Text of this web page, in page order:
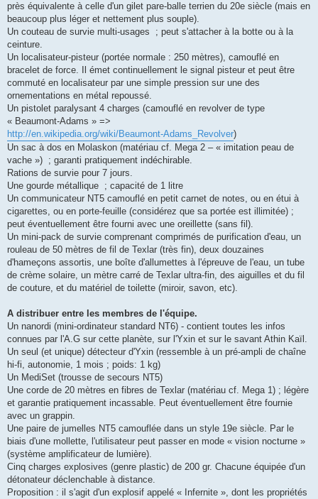
près équivalente à celle d'un gilet pare-balle terrien du 20e siècle (mais en
beaucoup plus léger et nettement plus souple).
Un couteau de survie multi-usages ; peut s'attacher à la botte ou à la
ceinture.
Un localisateur-pisteur (portée normale : 250 mètres), camouflé en
bracelet de force. Il émet continuellement le signal pisteur et peut être
commuté en localisateur par une simple pression sur une des
ornementations en métal repoussé.
Un pistolet paralysant 4 charges (camouflé en revolver de type
« Beaumont-Adams » =>
http://en.wikipedia.org/wiki/Beaumont-Adams_Revolver)
Un sac à dos en Molaskon (matériau cf. Mega 2 – « imitation peau de
vache ») ; garanti pratiquement indéchirable.
Rations de survie pour 7 jours.
Une gourde métallique ; capacité de 1 litre
Un communicateur NT5 camouflé en petit carnet de notes, ou en étui à
cigarettes, ou en porte-feuille (considérez que sa portée est illimitée) ;
peut éventuellement être fourni avec une oreillette (sans fil).
Un mini-pack de survie comprenant comprimés de purification d'eau, un
rouleau de 50 mètres de fil de Texlar (très fin), deux douzaines
d'hameçons assortis, une boîte d'allumettes à l'épreuve de l'eau, un tube
de crème solaire, un mètre carré de Texlar ultra-fin, des aiguilles et du fil
de couture, et du matériel de toilette (miroir, savon, etc).
A distribuer entre les membres de l'équipe.
Un nanordi (mini-ordinateur standard NT6) - contient toutes les infos
connues par l'A.G sur cette planète, sur l'Yxin et sur le savant Athin Kaïl.
Un seul (et unique) détecteur d'Yxin (ressemble à un pré-ampli de chaîne
hi-fi, autonomie, 1 mois ; poids: 1 kg)
Un MediSet (trousse de secours NT5)
Une corde de 20 mètres en fibres de Texlar (matériau cf. Mega 1) ; légère
et garantie pratiquement incassable. Peut éventuellement être fournie
avec un grappin.
Une paire de jumelles NT5 camouflée dans un style 19e siècle. Par le
biais d'une mollette, l'utilisateur peut passer en mode « vision nocturne »
(système amplificateur de lumière).
Cinq charges explosives (genre plastic) de 200 gr. Chacune équipée d'un
détonateur déclenchable à distance.
Proposition : il s'agit d'un explosif appelé « Infernite », dont les propriétés